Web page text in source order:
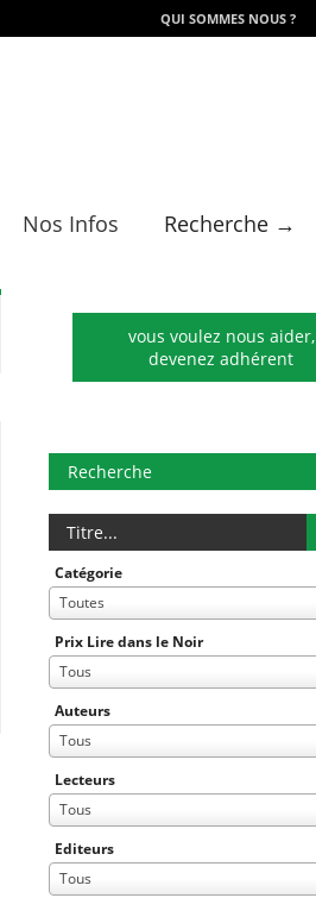
QUI SOMMES NOUS ?
Nos Infos Recherche →
vous voulez nous aider,
devenez adhérent
Recherche
Catégorie
Toutes
Prix Lire dans le Noir
Tous
Auteurs
Tous
Lecteurs
Tous
Editeurs
Tous